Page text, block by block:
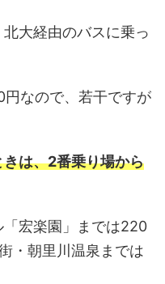
大経由のバスに乗っ
なので、若干ですが
は、2番乗り場から
宏楽園」までは220
・朝里川温泉までは